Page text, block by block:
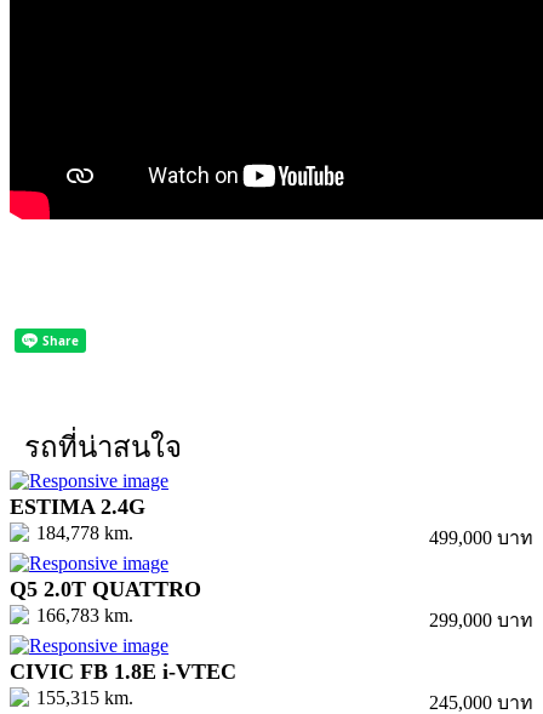
รถที่น่าสนใจ
ESTIMA 2.4G
184,778 km. 499,000 บาท
Q5 2.0T QUATTRO
166,783 km. 299,000 บาท
CIVIC FB 1.8E i-VTEC
155,315 km. 245,000 บาท